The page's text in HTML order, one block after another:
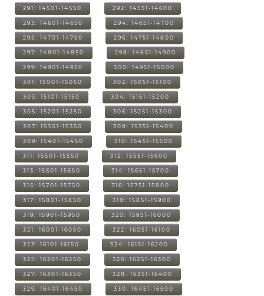
291: 14501-14550 292: 14551-14600
293: 14601-14650 294: 14651-14700
295: 14701-14750 296: 14751-14800
297: 14801-14850 298: 14851-14900
299: 14901-14950 300: 14951-15000
301: 15001-15050 302: 15051-15100
303: 15101-15150 304: 15151-15200
305: 15201-15250 306: 15251-15300
307: 15301-15350 308: 15351-15400
309: 15401-15450 310: 15451-15500
311: 15501-15550 312: 15551-15600
313: 15601-15650 314: 15651-15700
315: 15701-15750 316: 15751-15800
317: 15801-15850 318: 15851-15900
319: 15901-15950 320: 15951-16000
321: 16001-16050 322: 16051-16100
323: 16101-16150 324: 16151-16200
325: 16201-16250 326: 16251-16300
327: 16301-16350 328: 16351-16400
329: 16401-16450 330: 16451-16500